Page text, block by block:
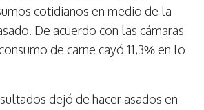
cotidianos en medio de la
De acuerdo con las cámaras
de carne cayó 11,3% en lo
dejó de hacer asados en